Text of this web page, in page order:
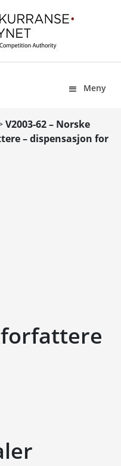
Meny
V2003-62 – Norske
– dispensasjon for